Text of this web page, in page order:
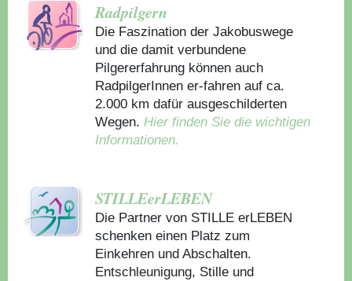
Radpilgern
Die Faszination der Jakobuswege
und die damit verbundene
Pilgererfahrung können auch
RadpilgerInnen er-fahren auf ca.
2.000 km dafür ausgeschilderten
Wegen.Hier finden Sie die wichtigen
Informationen.
STILLEerLEBEN
Die Partner von STILLE erLEBEN
schenken einen Platz zum
Einkehren und Abschalten.
Entschleunigung, Stille und